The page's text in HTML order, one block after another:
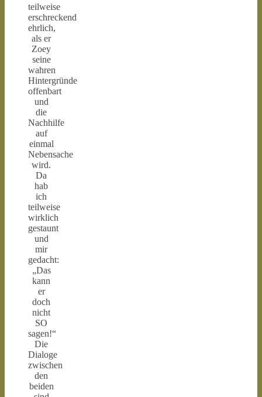
teilweise
erschreckend
ehrlich,
als er
Zoey
seine
wahren
Hintergründe
offenbart
und
die
Nachhilfe
auf
einmal
Nebensache
wird.
Da
hab
ich
teilweise
wirklich
gestaunt
und
mir
gedacht:
„Das
kann
er
doch
nicht
SO
sagen!“
Die
Dialoge
zwischen
den
beiden